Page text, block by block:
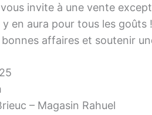
invite à une vente
en aura pour tous les goûts !
affaires et soutenir
– Magasin Rahuel